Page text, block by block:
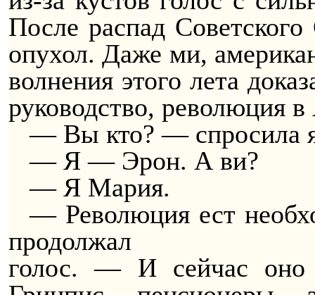
После распад
опухол. Даже ми,
волнения этого лета
руководство, революция
— Вы кто? — спросила
— Я — Эрон. А ви?
— Я Мария.
— Революция ест
продолжал
голос. — И сейчас оно